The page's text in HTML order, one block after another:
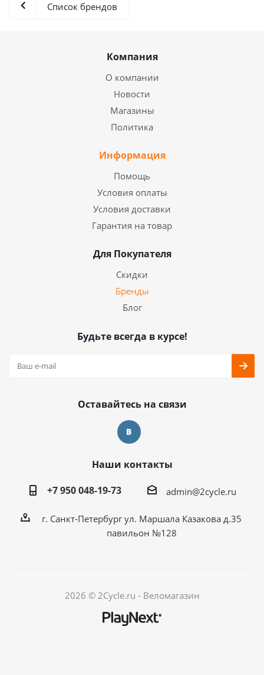
Список брендов
Компания
О компании
Новости
Магазины
Политика
Информация
Помощь
Условия оплаты
Условия доставки
Гарантия на товар
Для Покупателя
Скидки
Бренды
Блог
Будьте всегда в курсе!
Оставайтесь на связи
Наши контакты
+7 950 048-19-73
admin@2cycle.ru
г. Санкт-Петербург ул. Маршала Казакова д.35
павильон №128
2026 © 2Cycle.ru - Веломагазин